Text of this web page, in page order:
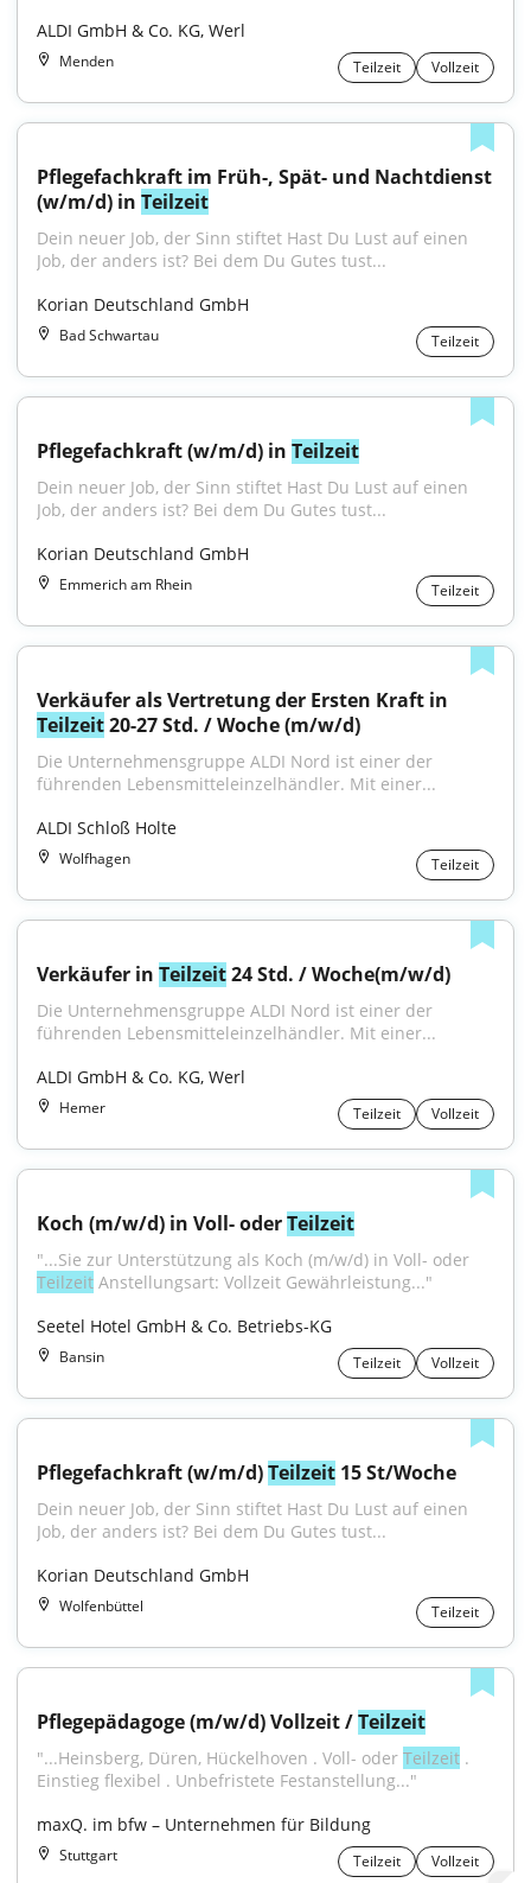
ALDI GmbH & Co. KG, Werl
Menden Teilzeit Vollzeit
Pflegefachkraft im Früh-, Spät- und Nachtdienst
(w/m/d) in Teilzeit
Dein neuer Job, der Sinn stiftet Hast Du Lust auf einen
Job, der anders ist? Bei dem Du Gutes tust...
Korian Deutschland GmbH
Bad Schwartau Teilzeit
Pflegefachkraft (w/m/d) in Teilzeit
Dein neuer Job, der Sinn stiftet Hast Du Lust auf einen
Job, der anders ist? Bei dem Du Gutes tust...
Korian Deutschland GmbH
Emmerich am Rhein Teilzeit
Teilzeit 20-27 Std. / Woche (m/w/d)
Die Unternehmensgruppe ALDI Nord ist einer der
führenden Lebensmitteleinzelhändler. Mit einer...
ALDI Schloß Holte
Wolfhagen Teilzeit
Verkäufer in Teilzeit 24 Std. / Woche(m/w/d)
Die Unternehmensgruppe ALDI Nord ist einer der
führenden Lebensmitteleinzelhändler. Mit einer...
ALDI GmbH & Co. KG, Werl
Hemer Teilzeit Vollzeit
Koch (m/w/d) in Voll- oder Teilzeit
Teilzeit Anstellungsart: Vollzeit Gewährleistung..."
Seetel Hotel GmbH & Co. Betriebs-KG
Bansin Teilzeit Vollzeit
Pflegefachkraft (w/m/d) Teilzeit 15 St/Woche
Dein neuer Job, der Sinn stiftet Hast Du Lust auf einen
Job, der anders ist? Bei dem Du Gutes tust...
Korian Deutschland GmbH
Wolfenbüttel Teilzeit
Pflegepädagoge (m/w/d) Vollzeit / Teilzeit
"...Heinsberg, Düren, Hückelhoven . Voll- oder Teilzeit .
Einstieg flexibel . Unbefristete Festanstellung..."
maxQ. im bfw – Unternehmen für Bildung
Stuttgart Teilzeit Vollzeit